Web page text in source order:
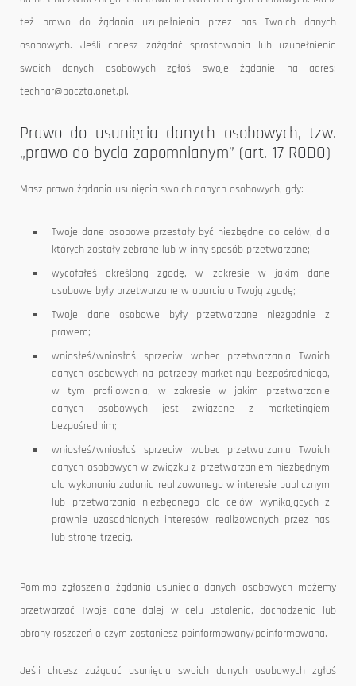
też prawo do żądania uzupełnienia przez nas Twoich danych
osobowych. Jeśli chcesz zażądać sprostowania lub uzupełnienia
swoich danych osobowych zgłoś swoje żądanie na adres:
technar@poczta.onet.pl.
Prawo do usunięcia danych osobowych, tzw.
„prawo do bycia zapomnianym” (art. 17 RODO)
Masz prawo żądania usunięcia swoich danych osobowych, gdy:
Twoje dane osobowe przestały być niezbędne do celów, dla
których zostały zebrane lub w inny sposób przetwarzane;
wycofałeś określoną zgodę, w zakresie w jakim dane
osobowe były przetwarzane w oparciu o Twoją zgodę;
Twoje dane osobowe były przetwarzane niezgodnie z
prawem;
wniosłeś/wniosłaś sprzeciw wobec przetwarzania Twoich
danych osobowych na potrzeby marketingu bezpośredniego,
w tym profilowania, w zakresie w jakim przetwarzanie
danych osobowych jest związane z marketingiem
bezpośrednim;
wniosłeś/wniosłaś sprzeciw wobec przetwarzania Twoich
danych osobowych w związku z przetwarzaniem niezbędnym
dla wykonania zadania realizowanego w interesie publicznym
lub przetwarzania niezbędnego dla celów wynikających z
prawnie uzasadnionych interesów realizowanych przez nas
lub stronę trzecią.
Pomimo zgłoszenia żądania usunięcia danych osobowych możemy
przetwarzać Twoje dane dalej w celu ustalenia, dochodzenia lub
obrony roszczeń o czym zostaniesz poinformowany/poinformowana.
Jeśli chcesz zażądać usunięcia swoich danych osobowych zgłoś